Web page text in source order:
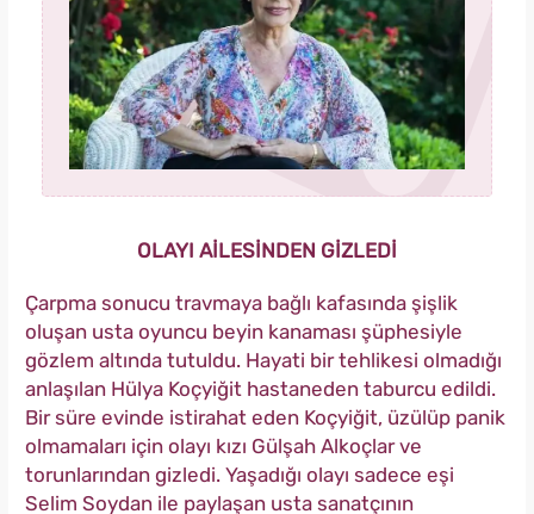
OLAYI AİLESİNDEN GİZLEDİ
Çarpma sonucu travmaya bağlı kafasında şişlik
oluşan usta oyuncu beyin kanaması şüphesiyle
gözlem altında tutuldu. Hayati bir tehlikesi olmadığı
anlaşılan Hülya Koçyiğit hastaneden taburcu edildi.
Bir süre evinde istirahat eden Koçyiğit, üzülüp panik
olmamaları için olayı kızı Gülşah Alkoçlar ve
torunlarından gizledi. Yaşadığı olayı sadece eşi
Selim Soydan ile paylaşan usta sanatçının